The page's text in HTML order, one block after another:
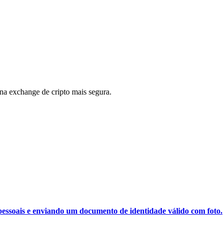
exchange de cripto mais segura.
e enviando um documento de identidade válido com foto.